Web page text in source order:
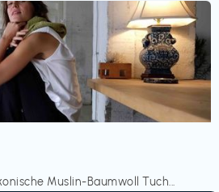
Muslin-Baumwoll Tuch...